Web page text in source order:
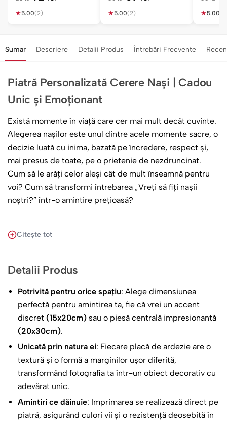
★5.00(2) ★5.00(2) ★5.00
Sumar Descriere Detalii Produs Întrebări Frecvente
Piatră Personalizată Cerere Nași | Cadou
Unic și Emoționant
Există momente în viață care cer mai mult decât cuvinte.
Alegerea nașilor este unul dintre acele momente sacre, o
decizie luată cu inima, bazată pe încredere, respect și,
mai presus de toate, pe o prietenie de nezdruncinat.
Cum să le arăți celor aleși cât de mult înseamnă pentru
voi? Cum să transformi întrebarea „Vreți să fiți nașii
noștri?” într-o amintire prețioasă?
Vă propunem un mesager al emoțiilor voastre: Piatra
Personalizată pentru Cererea Nașilor. Nu este doar o
rezistă timpului, la fel și legătura pe care o veți crea cu
nașii voștri va dăinui.
O piatră fină, plăcută la atingere, pe care sunt gravate
cuvinte alese special pentru ei. Mesajul implicit,
DOAR cei mai buni PRIETENI sunt
promovați la gradul de NASI! Fără VOI
povestea ar fi INCOMPLETĂ! Vreți să fiți
nașii noștri?
Citește tot
Detalii Produs
Potrivită pentru orice spațiu: Alege dimensiunea
perfectă pentru amintirea ta, fie că vrei un accent
discret (15x20cm) sau o piesă centrală impresionantă
(20x30cm).
Unicată prin natura ei: Fiecare placă de ardezie are o
textură și o formă a marginilor ușor diferită,
transformând fotografia ta într-un obiect decorativ cu
adevărat unic.
Amintiri ce dăinuie: Imprimarea se realizează direct pe
piatră, asigurând culori vii și o rezistență deosebită în